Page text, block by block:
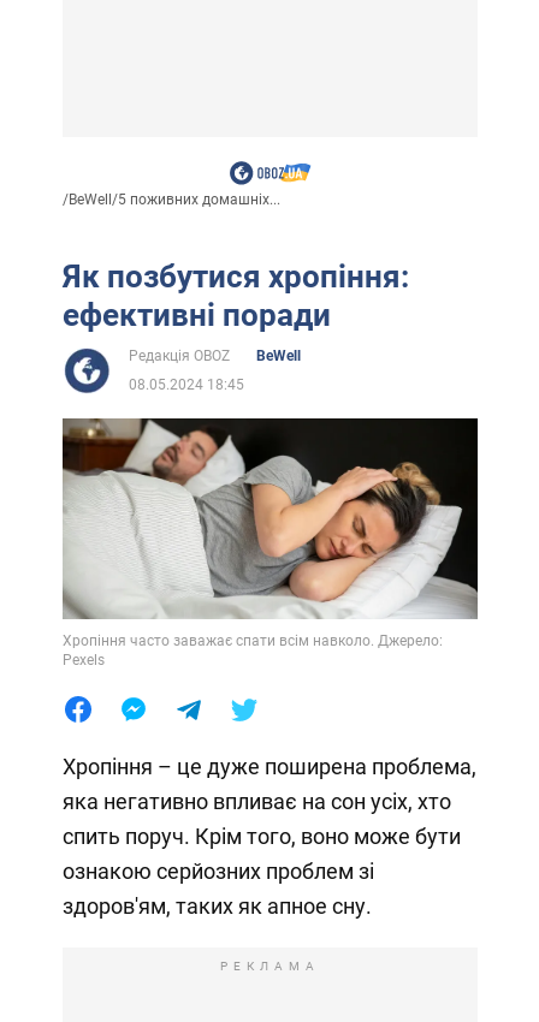
/BeWell /5 поживних домашніх...
Як позбутися хропіння:
ефективні поради
Редакція OBOZ
BeWell
08.05.2024 18:45
Хропіння часто заважає спати всім навколо. Джерело:
Pexels
Хропіння – це дуже поширена проблема,
яка негативно впливає на сон усіх, хто
спить поруч. Крім того, воно може бути
ознакою серйозних проблем зі
здоров'ям, таких як апное сну.
РЕКЛАМА